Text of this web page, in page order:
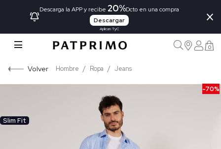
Descarga la APP y recibe 20%Dcto en una compra
Descargar
Aplican TyC
×
0
Volver Hombre Ropa Jeans
-70%
Slim Fit